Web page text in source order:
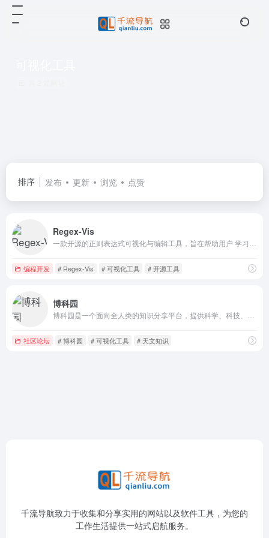
排序 发布 更新 浏览 点赞
Regex‑Vis
编程开发 # Regex-Vis # 可视化工具 # 开源工具
博科园
社区论坛 # 博科园 # 可视化工具 # 天文知识
千流导航致力于收集和分享实用的网站以及软件工具，为您的
工作生活提供一站式启航服务。